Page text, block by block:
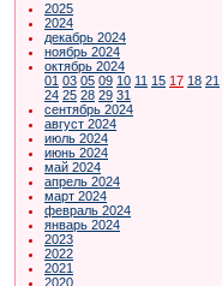
2025
2024
декабрь 2024
ноябрь 2024
октябрь 2024
01 03 05 09 10 11 15 17 18 21
24 25 28 29 31
сентябрь 2024
август 2024
июль 2024
июнь 2024
май 2024
апрель 2024
март 2024
февраль 2024
январь 2024
2023
2022
2021
2020